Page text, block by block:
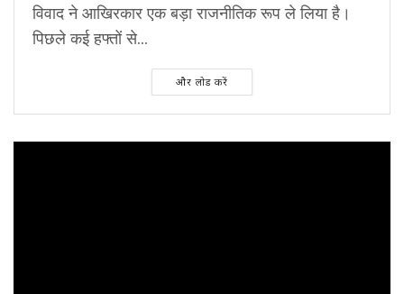
विवाद ने आखिरकार एक बड़ा राजनीतिक रूप ले लिया है।
पिछले कई हफ्तों से...
और लोड करें